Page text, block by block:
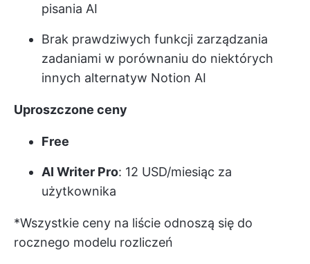
pisania AI
Brak prawdziwych funkcji zarządzania
zadaniami w porównaniu do niektórych
innych alternatyw Notion AI
Uproszczone ceny
Free
AI Writer Pro: 12 USD/miesiąc za
użytkownika
*Wszystkie ceny na liście odnoszą się do
rocznego modelu rozliczeń